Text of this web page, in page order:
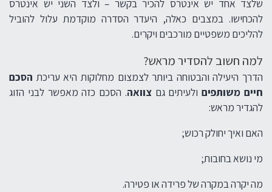
שלצד אחד יש אינטרס להכיר בקשר – ולצד השני יש אינטרס
להכחישו. במצבים כאלה, היעדר הסדרה מוקדמת עלול להוביל
להליכים משפטיים מורכבים ויקרים.
למה חשוב להסדיר מראש?
הדרך היעילה והבטוחה ביותר לצמצום מחלוקות היא עריכת הסכם
חיים משותפיםולעיתים גםצוואה. הסכם כזה מאפשר לבני הזוג
להגדיר מראש:
האם ואיך יחולק רכוש;
מי נושא בחובות;
מה יקרה במקרה של פרידה או פטירה.